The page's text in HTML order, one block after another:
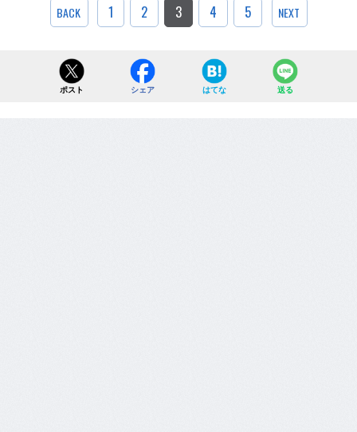
BACK 1 2 3 4 5 NEXT
ポスト シェア はてな 送る